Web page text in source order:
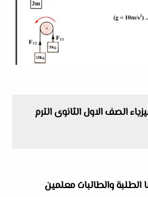
الصف الاول الثانوى الترم
الطلبة والطالبات معلمين